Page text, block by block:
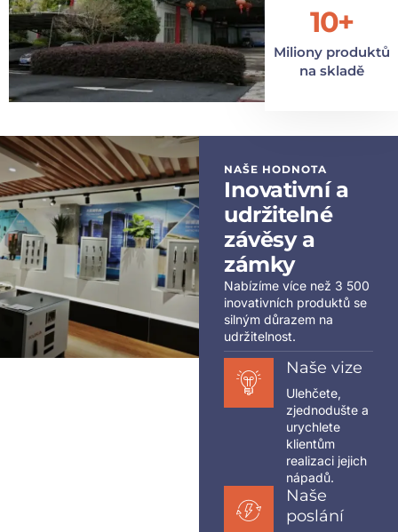
10+
Miliony produktů
na skladě
NAŠE HODNOTA
Inovativní a
udržitelné
závěsy a
zámky
Nabízíme více než 3 500
inovativních produktů se
silným důrazem na
udržitelnost.
Naše vize
Ulehčete,
zjednodušte a
urychlete
klientům
realizaci jejich
nápadů.
Naše
poslání